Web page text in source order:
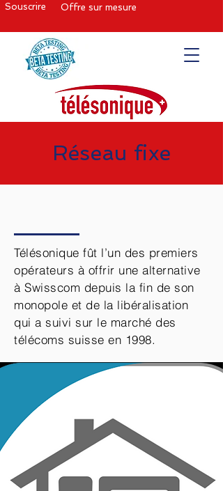
Souscrire Offre sur mesure
Réseau fixe
Télésonique fût l’un des premiers
opérateurs à offrir une alternative
à Swisscom depuis la fin de son
monopole et de la libéralisation
qui a suivi sur le marché des
télécoms suisse en 1998.